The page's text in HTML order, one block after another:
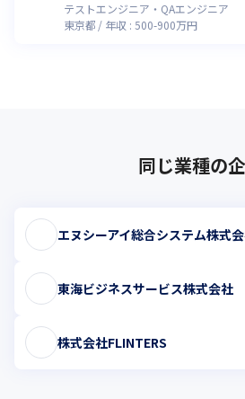
テストエンジニア・QAエンジニア
東京都
年収 : 500-900万円
同じ業種の
エヌシーアイ総合システム株式
東海ビジネスサービス株式会社
株式会社FLINTERS